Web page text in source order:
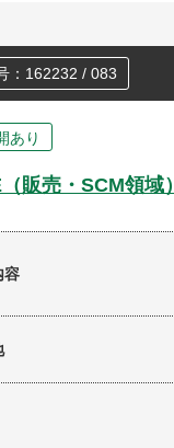
：162232 / 083
あり
販売・SCM領域）
容